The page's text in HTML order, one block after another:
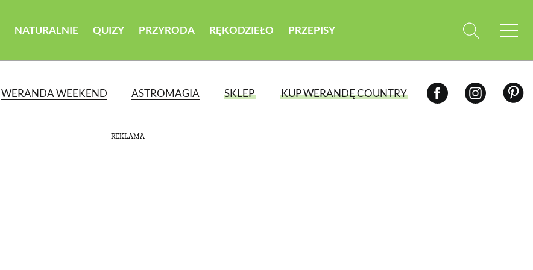
NATURALNIE QUIZY PRZYRODA RĘKODZIEŁO PRZEPISY
WERANDA WEEKEND ASTROMAGIA SKLEP KUP WERANDĘ COUNTRY
REKLAMA